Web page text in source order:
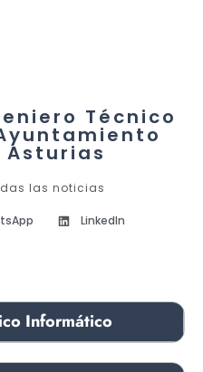
Técnico
Asturias
las noticias
LinkedIn
Informático